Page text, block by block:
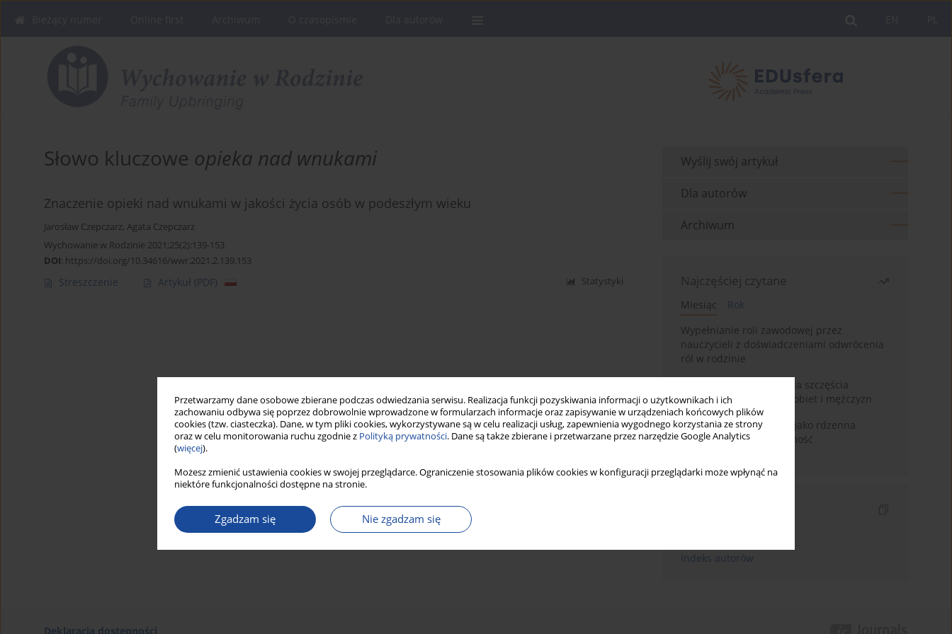
Przetwarzamy dane osobowe zbierane podczas odwiedzania serwisu. Realizacja funkcji pozyskiwania informacji o użytkownikach i ich
zachowaniu odbywa się poprzez dobrowolnie wprowadzone w formularzach informacje oraz zapisywanie w urządzeniach końcowych plików
cookies (tzw. ciasteczka). Dane, w tym pliki cookies, wykorzystywane są w celu realizacji usług, zapewnienia wygodnego korzystania ze strony
oraz w celu monitorowania ruchu zgodnie z Polityką prywatności. Dane są także zbierane i przetwarzane przez narzędzie Google Analytics
(więcej).
Możesz zmienić ustawienia cookies w swojej przeglądarce. Ograniczenie stosowania plików cookies w konfiguracji przeglądarki może wpłynąć na
niektóre funkcjonalności dostępne na stronie.
Zgadzam się Nie zgadzam się
Słowo kluczowe opieka nad wnukami
Znaczenie opieki nad wnukami w jakości życia osób w podeszłym wieku
Jarosław Czepczarz, Agata Czepczarz
Wychowanie w Rodzinie 2021;25(2):139-153
DOI: https://doi.org/10.34616/wwr.2021.2.139.153
Streszczenie Artykuł (PDF) Statystyki
Wyślij swój artykuł
Dla autorów
Archiwum
Najczęściej czytane
Miesiąc
Rok
Wypełnianie roli zawodowej przez
nauczycieli z doświadczeniami odwrócenia
ról w rodzinie
Uwarunkowania poczucia szczęścia
małżeńskiego w opinii kobiet i mężczyzn
Język domu rodzinnego jako rdzenna
wartość kreująca tożsamość
Indeks autorów
Deklaracja dostępności